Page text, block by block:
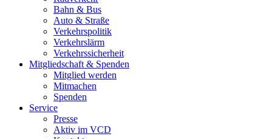
Bahn & Bus
Auto & Straße
Verkehrspolitik
Verkehrslärm
Verkehrssicherheit
Mitgliedschaft & Spenden
Mitglied werden
Mitmachen
Spenden
Service
Presse
Aktiv im VCD